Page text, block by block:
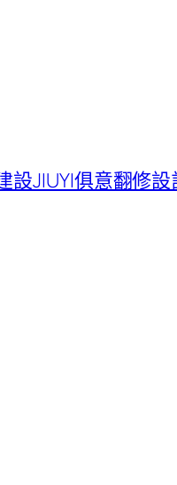
JIUYI俱意翻修